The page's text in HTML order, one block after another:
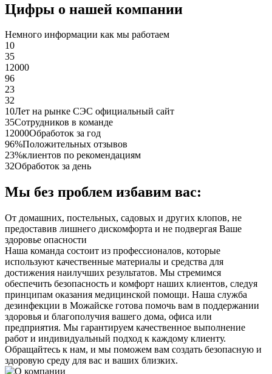
Цифры о нашей компании
Немного информации как мы работаем
10
35
12000
96
23
32
10Лет на рынке СЭС официальный сайт
35Сотрудников в команде
12000Обработок за год
96%Положительных отзывов
23%клиентов по рекомендациям
32Обработок за день
Мы без проблем избавим вас:
От домашних, постельных, садовых и других клопов, не
предоставив лишнего дискомфорта и не подвергая Ваше
здоровье опасности
Наша команда состоит из профессионалов, которые
используют качественные материалы и средства для
достижения наилучших результатов. Мы стремимся
обеспечить безопасность и комфорт наших клиентов, следуя
принципам оказания медицинской помощи. Наша служба
дезинфекции в Можайске готова помочь вам в поддержании
здоровья и благополучия вашего дома, офиса или
предприятия. Мы гарантируем качественное выполнение
работ и индивидуальный подход к каждому клиенту.
Обращайтесь к нам, и мы поможем вам создать безопасную и
здоровую среду для вас и ваших близких.